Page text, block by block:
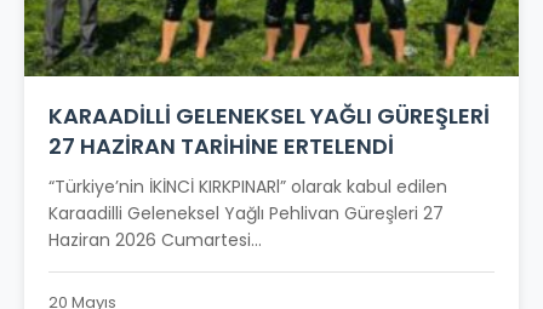
KARAADİLLİ GELENEKSEL YAĞLI GÜREŞLERİ
27 HAZİRAN TARİHİNE ERTELENDİ
“Türkiye’nin İKİNCİ KIRKPINARl” olarak kabul edilen
Karaadilli Geleneksel Yağlı Pehlivan Güreşleri 27
Haziran 2026 Cumartesi...
20 Mayıs